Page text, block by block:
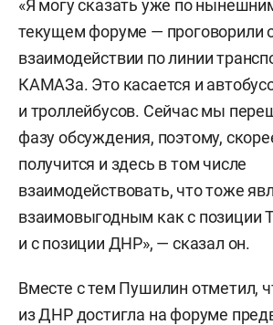
«Я могу сказать уже по
текущем форуме — проговорили
взаимодействии по линии
КАМАЗа. Это касается и
и троллейбусов. Сейчас мы
фазу обсуждения, поэтому,
получится и здесь в том числе
взаимодействовать, что тоже
взаимовыгодным как с позиции
и с позиции ДНР», — сказал он.
Вместе с тем Пушилин отметил,
из ДНР достигла на форуме